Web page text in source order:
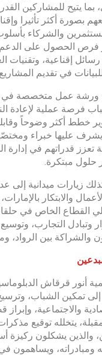
بما يتيح للمشاركين
بصورة أكثر تأثيرا
والشركاء
فرص الحصول على
رسائل إقناعية، وتقنيات
في تقديم المشاريع.
ورشة عمل متخصصة في
فرصة عملية لإعادة
خطط أكثر وضوحاً
عليها خبراء
قدراتهم في إدارة
حلول مبتكرة.
زيارات ميدانية إلى
والابتكار بالإمارات،
القطاع الخاص في
وتبادل التجارب،
والشراكة بين الرواد،
أنور قرقاش
تمكين الشباب،
والاجتماعية،
يتخلله توقيع
والذين يشكلون ركيزة
ومبادراته، ويساهمون